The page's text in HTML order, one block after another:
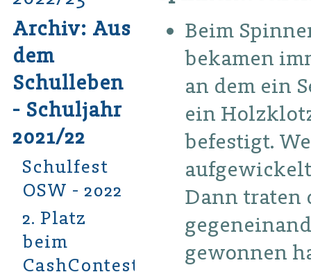
Beim
bekamen
an dem ein
ein
befestigt.
Dann traten
gewonnen
Archiv: Aus
dem
Schulleben
- Schuljahr
2021/22
Schulfest
OSW - 2022
2. Platz
beim
CashContest